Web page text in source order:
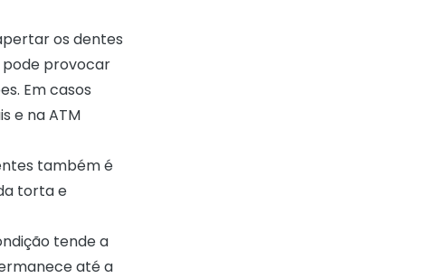
os dentes
pode provocar
Em casos
e naATM
também é
torta e
tende a
até a